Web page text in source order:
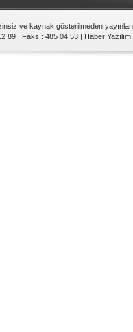
ve kaynak gösterilmeden
89 | Faks : 485 04 53 | Haber Yazılımı